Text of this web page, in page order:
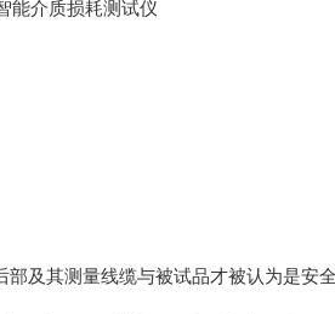
及其测量线缆与被试品才被认为是安全